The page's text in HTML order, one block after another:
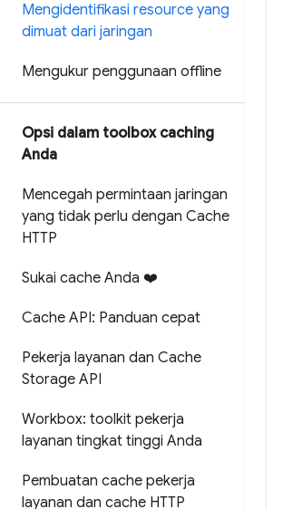
Mengidentifikasi resource yang
dimuat dari jaringan
Mengukur penggunaan offline
Opsi dalam toolbox caching
Anda
Mencegah permintaan jaringan
yang tidak perlu dengan Cache
HTTP
Sukai cache Anda ❤️
Cache API: Panduan cepat
Pekerja layanan dan Cache
Storage API
Workbox: toolkit pekerja
layanan tingkat tinggi Anda
Pembuatan cache pekerja
layanan dan cache HTTP